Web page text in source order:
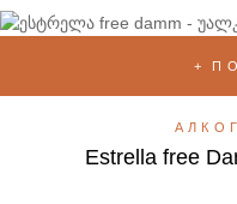
Estrella free